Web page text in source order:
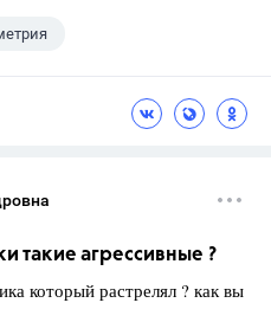
такие агрессивные ?
который растрелял ? как вы